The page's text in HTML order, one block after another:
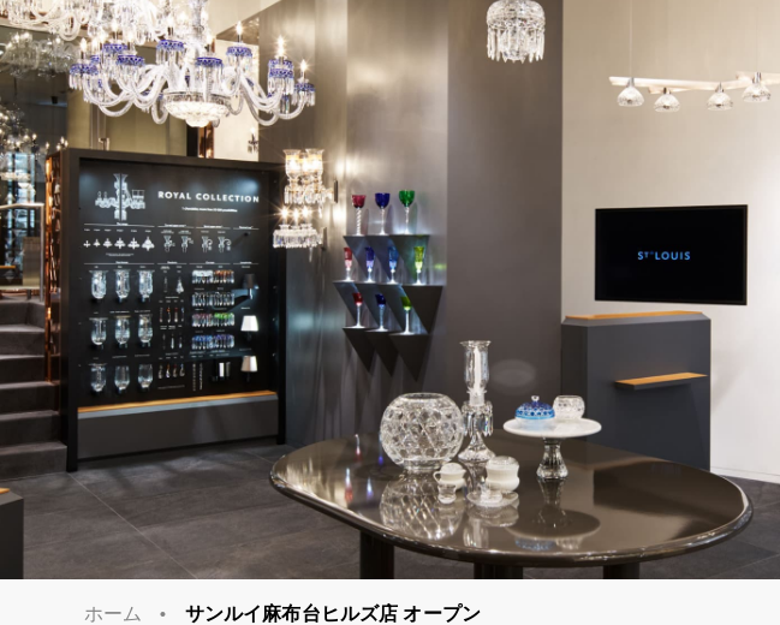
ホーム サンルイ麻布台ヒルズ店 オープン